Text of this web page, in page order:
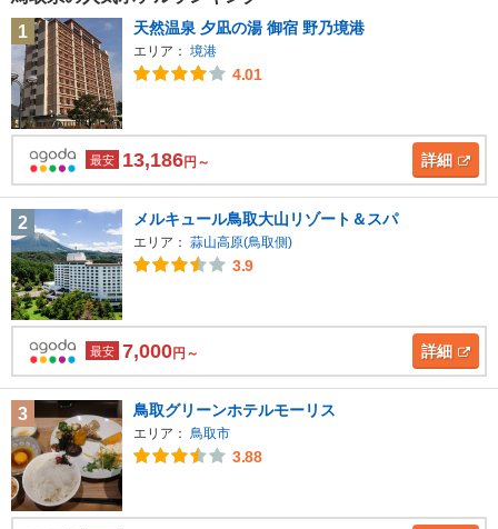
1
天然温泉 夕凪の湯 御宿 野乃境港
エリア： 境港
4.01
最安 13,186円～ 詳細
2 メルキュール鳥取大山リゾート＆スパ
エリア： 蒜山高原(鳥取側)
3.9
最安 7,000円～ 詳細
3 鳥取グリーンホテルモーリス
エリア： 鳥取市
3.88